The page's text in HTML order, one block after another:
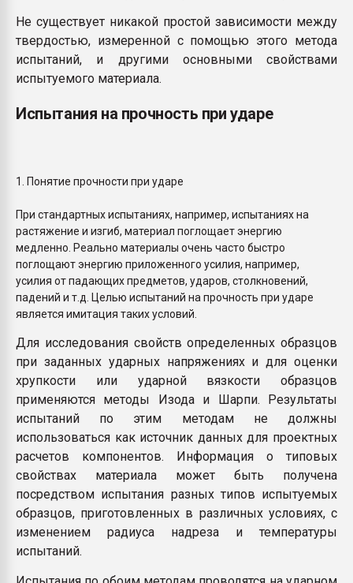
Не существует никакой простой зависимости между
твердостью, измеренной с помощью этого метода
испытаний, и другими основными свойствами
испытуемого материала.
Испытания на прочность при ударе
1. Понятие прочности при ударе
При стандартных испытаниях, например, испытаниях на
растяжение и изгиб, материал поглощает энергию
медленно. Реально материалы очень часто быстро
поглощают энергию приложенного усилия, например,
усилия от падающих предметов, ударов, столкновений,
падений и т.д. Целью испытаний на прочность при ударе
является имитация таких условий.
Для исследования свойств определенных образцов
при заданных ударных напряжениях и для оценки
хрупкости или ударной вязкости образцов
применяются методы Изода и Шарпи. Результаты
испытаний по этим методам не должны
использоваться как источник данных для проектных
расчетов компонентов. Информация о типовых
свойствах материала может быть получена
посредством испытания разных типов испытуемых
образцов, приготовленных в различных условиях, с
изменением радиуса надреза и температуры
испытаний.